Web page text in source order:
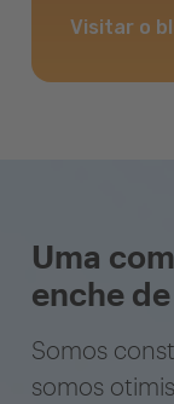
Visitar o
Uma
enche
Somos
somos